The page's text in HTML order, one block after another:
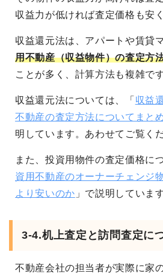
収益力が低ければ査定価格も安
収益還元法は、アパートや賃貸
用不動産（収益物件）の査定方
ことが多く、計算方法も複雑です
収益還元法については、「 収益
不動産の査定方法についてまと
明しています。あわせてご覧く
また、投資用物件の査定価格に
資用不動産のオーナーチェンジ
より安いのか 」で説明しています
3-4.机上査定と訪問査定に
不動産会社の担当者が実際に家